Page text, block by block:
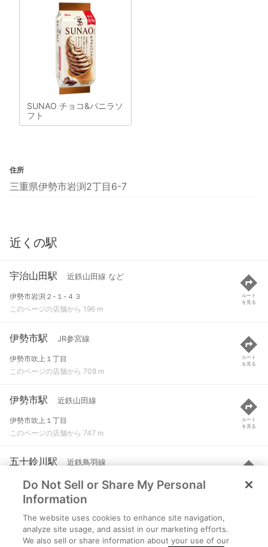
SUNAO チョコ&バニラソ
フト
住所
三重県伊勢市岩渕2丁目6-7
近くの駅
宇治山田駅 近鉄山田線 など
伊勢市岩渕２-１-４３
このページの店舗から 196 m
ルート
を見る
伊勢市駅 JR参宮線
伊勢市吹上１丁目
このページの店舗から 708 m
ルート
を見る
伊勢市駅 近鉄山田線
伊勢市吹上１丁目
このページの店舗から 747 m
ルート
を見る
五十鈴川駅 近鉄鳥羽線
伊勢市中村町字桶子３２５
このページの店舗から 1.6 km
ルート
を見る
宮町駅 近鉄山田線
伊勢市御薗町高向６８６
Do Not Sell or Share My Personal
Information
The website uses cookies to enhance site navigation,
analyze site usage, and assist in our marketing efforts.
We also sell or share information about your use of our